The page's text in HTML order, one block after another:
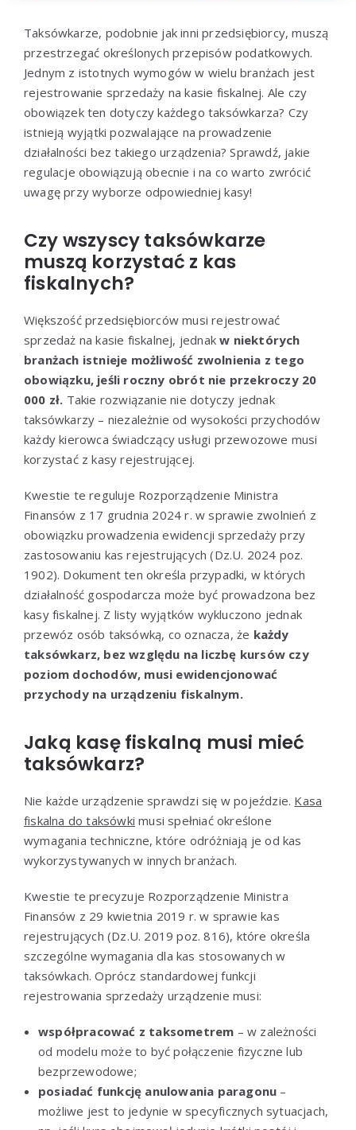
Taksówkarze, podobnie jak inni przedsiębiorcy, muszą
przestrzegać określonych przepisów podatkowych.
Jednym z istotnych wymogów w wielu branżach jest
rejestrowanie sprzedaży na kasie fiskalnej. Ale czy
obowiązek ten dotyczy każdego taksówkarza? Czy
istnieją wyjątki pozwalające na prowadzenie
działalności bez takiego urządzenia? Sprawdź, jakie
regulacje obowiązują obecnie i na co warto zwrócić
uwagę przy wyborze odpowiedniej kasy!
Czy wszyscy taksówkarze
muszą korzystać z kas
fiskalnych?
Większość przedsiębiorców musi rejestrować
sprzedaż na kasie fiskalnej, jednakw niektórych
branżach istnieje możliwość zwolnienia z tego
obowiązku, jeśli roczny obrót nie przekroczy 20
000 zł. Takie rozwiązanie nie dotyczy jednak
taksówkarzy – niezależnie od wysokości przychodów
każdy kierowca świadczący usługi przewozowe musi
korzystać z kasy rejestrującej.
Kwestie te reguluje Rozporządzenie Ministra
Finansów z 17 grudnia 2024 r. w sprawie zwolnień z
obowiązku prowadzenia ewidencji sprzedaży przy
zastosowaniu kas rejestrujących (Dz.U. 2024 poz.
1902). Dokument ten określa przypadki, w których
działalność gospodarcza może być prowadzona bez
kasy fiskalnej. Z listy wyjątków wykluczono jednak
przewóz osób taksówką, co oznacza, że każdy
taksówkarz, bez względu na liczbę kursów czy
poziom dochodów, musi ewidencjonować
przychody na urządzeniu fiskalnym.
Jaką kasę fiskalną musi mieć
taksówkarz?
Nie każde urządzenie sprawdzi się w pojeździe. Kasa
fiskalna do taksówki musi spełniać określone
wymagania techniczne, które odróżniają je od kas
wykorzystywanych w innych branżach.
Kwestie te precyzuje Rozporządzenie Ministra
Finansów z 29 kwietnia 2019 r. w sprawie kas
rejestrujących (Dz.U. 2019 poz. 816), które określa
szczególne wymagania dla kas stosowanych w
taksówkach. Oprócz standardowej funkcji
rejestrowania sprzedaży urządzenie musi:
współpracować z taksometrem – w zależności
od modelu może to być połączenie fizyczne lub
bezprzewodowe;
posiadać funkcję anulowania paragonu –
możliwe jest to jedynie w specyficznych sytuacjach,